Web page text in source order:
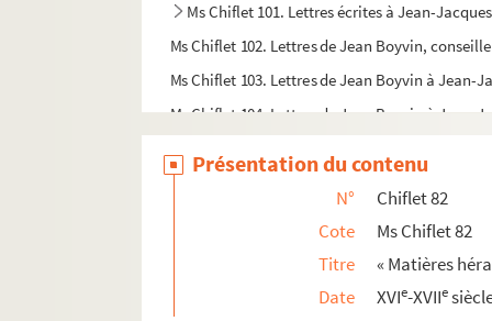
Ms Chiflet 101. Lettres écrites à Jean-
Ms Chiflet 102. Lettres de Jean Boyvin,
Ms Chiflet 103. Lettres de Jean Boyvin à Jean-
Ms Chiflet 104. Lettres de Jean Boyvin à Jean-
Ms Chiflet 106. Lettres d'Anne-Nicole
Présentation du contenu
N°
Chiflet 82
Cote
Ms Chiflet 82
Titre
« Matières
Date
XVIe-XVIIe